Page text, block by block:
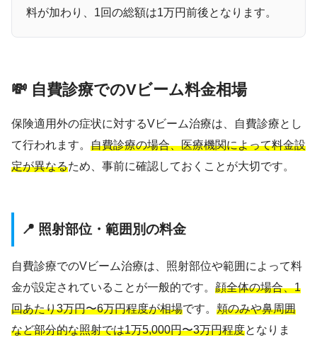
料が加わり、1回の総額は1万円前後となります。
💸 自費診療でのVビーム料金相場
保険適用外の症状に対するVビーム治療は、自費診療とし
て行われます。 自費診療の場合、医療機関によって料金設
定が異なるため、事前に確認しておくことが大切です。
📍 照射部位・範囲別の料金
自費診療でのVビーム治療は、照射部位や範囲によって料
金が設定されていることが一般的です。 顔全体の場合、1
回あたり3万円〜6万円程度が相場です。 頬のみや鼻周囲
など部分的な照射では1万5,000円〜3万円程度となりま